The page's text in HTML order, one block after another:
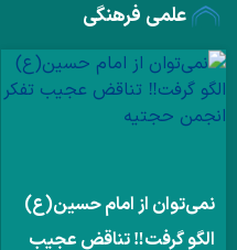
علمی فرهنگی
نمی‌توان از امام حسین(ع)
الگو گرفت‼ تناقض عجیب